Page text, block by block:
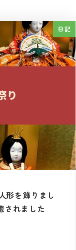
日記
形を飾りまし
されました